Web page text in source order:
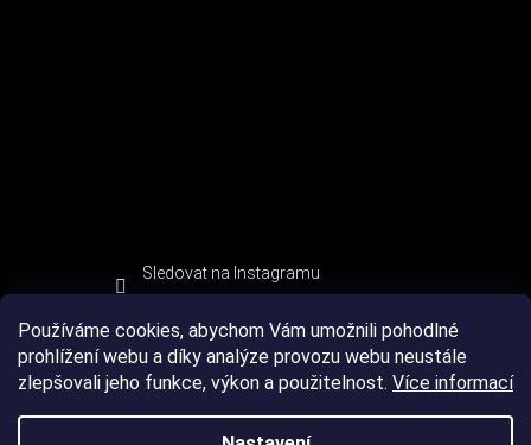
Používáme cookies, abychom Vám umožnili pohodlné
prohlížení webu a díky analýze provozu webu neustále
zlepšovali jeho funkce, výkon a použitelnost. Více informací
Sledovat na Instagramu